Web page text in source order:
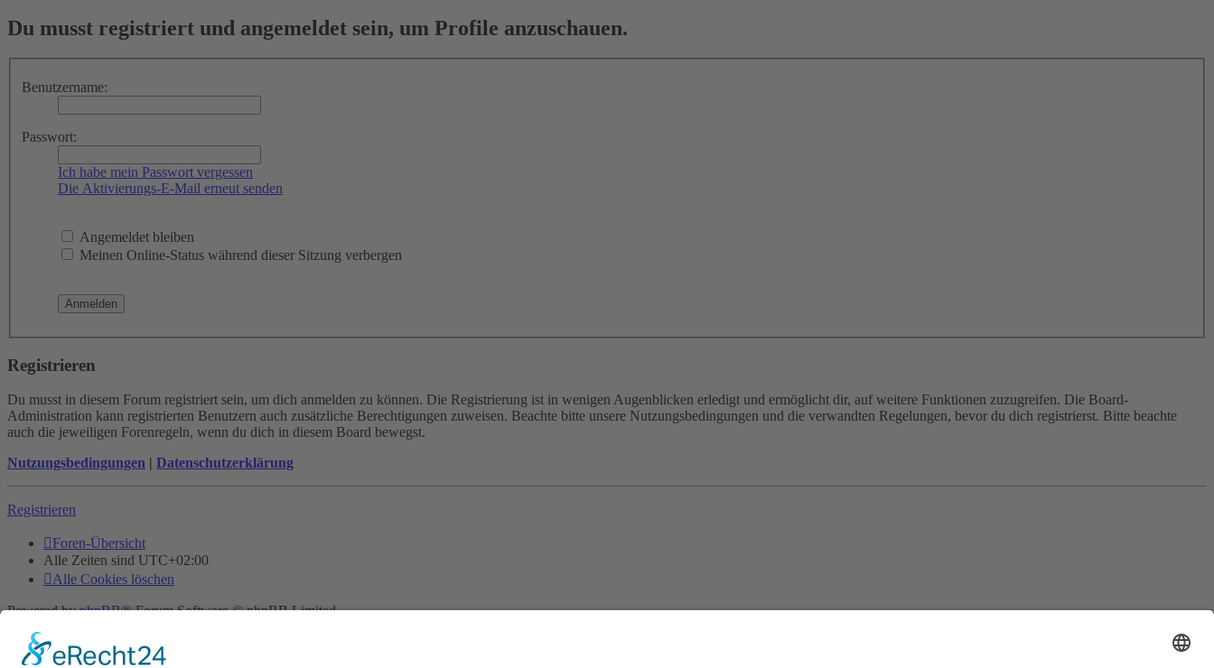
Du musst registriert und angemeldet sein, um Profile anzuschauen.
Benutzername:
Passwort:
Ich habe mein Passwort vergessen
Die Aktivierungs-E-Mail erneut senden
Angemeldet bleiben
Meinen Online-Status während dieser Sitzung verbergen
Registrieren
Du musst in diesem Forum registriert sein, um dich anmelden zu können. Die Registrierung ist in wenigen Augenblicken erledigt und ermöglicht dir, auf weitere Funktionen zuzugreifen. Die Board-
Administration kann registrierten Benutzern auch zusätzliche Berechtigungen zuweisen. Beachte bitte unsere Nutzungsbedingungen und die verwandten Regelungen, bevor du dich registrierst. Bitte beachte
auch die jeweiligen Forenregeln, wenn du dich in diesem Board bewegst.
Nutzungsbedingungen | Datenschutzerklärung
Registrieren
Foren-Übersicht
Alle Zeiten sind UTC+02:00
Alle Cookies löschen
Powered byphpBB® Forum Software © phpBB Limited
Deutsche Übersetzung durch